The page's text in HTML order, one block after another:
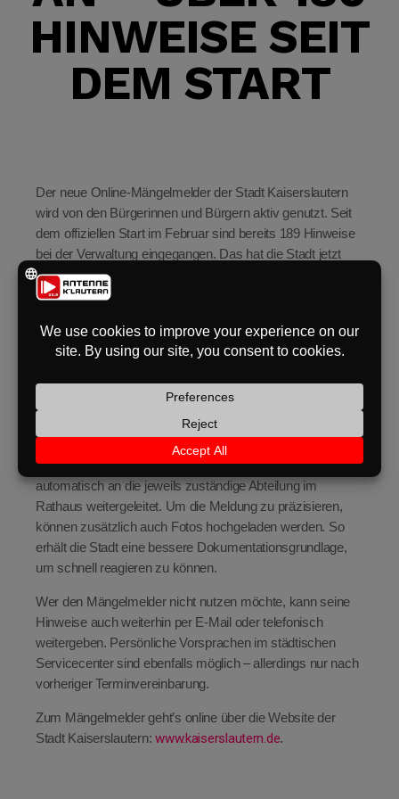
HINWEISE SEIT
DEM START
Der neue Online-Mängelmelder der Stadt Kaiserslautern
wird von den Bürgerinnen und Bürgern aktiv genutzt. Seit
dem offiziellen Start im Februar sind bereits 189 Hinweise
bei der Verwaltung eingegangen. Das hat die Stadt jetzt
bekannt gegeben. Besonders häufig gemeldet wurden
defekte Straßenlaternen, beschädigte Gehwege oder
Insgesamt wurde das Online-Tool in den ersten vier
den Menschen in Kaiserslautern leichter machen, auf
Missstände im öffentlichen Raum aufmerksam zu machen
– direkt, unkompliziert und rund um die Uhr.
Ein großer Vorteil: Die eingehenden Hinweise werden
automatisch an die jeweils zuständige Abteilung im
Rathaus weitergeleitet. Um die Meldung zu präzisieren,
können zusätzlich auch Fotos hochgeladen werden. So
erhält die Stadt eine bessere Dokumentationsgrundlage,
um schnell reagieren zu können.
Wer den Mängelmelder nicht nutzen möchte, kann seine
Hinweise auch weiterhin per E-Mail oder telefonisch
weitergeben. Persönliche Vorsprachen im städtischen
Servicecenter sind ebenfalls möglich – allerdings nur nach
vorheriger Terminvereinbarung.
Zum Mängelmelder geht’s online über die Website der
Stadt Kaiserslautern:www.kaiserslautern.de.